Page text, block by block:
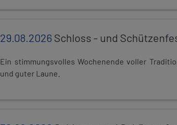
29.08.2026Schloss - und
Ein stimmungsvolles Wochenende voller
und guter Laune.